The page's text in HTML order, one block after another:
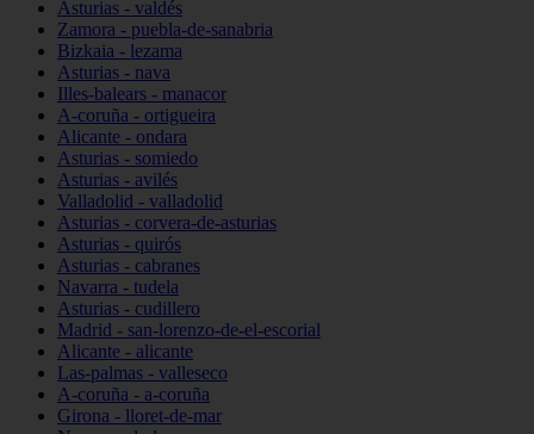
Asturias - valdés
Zamora - puebla-de-sanabria
Bizkaia - lezama
Asturias - nava
Illes-balears - manacor
A-coruña - ortigueira
Alicante - ondara
Asturias - somiedo
Asturias - avilés
Valladolid - valladolid
Asturias - corvera-de-asturias
Asturias - quirós
Asturias - cabranes
Navarra - tudela
Asturias - cudillero
Madrid - san-lorenzo-de-el-escorial
Alicante - alicante
Las-palmas - valleseco
A-coruña - a-coruña
Girona - lloret-de-mar